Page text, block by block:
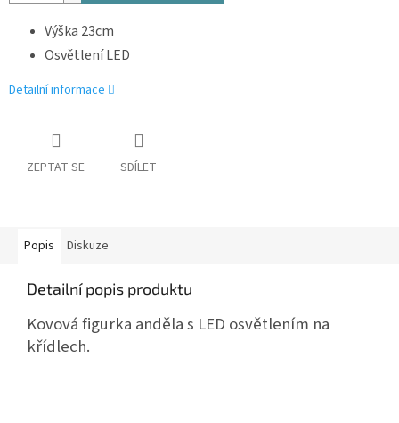
Výška 23cm
Osvětlení LED
Detailní informace
ZEPTAT SE SDÍLET
Popis Diskuze
Detailní popis produktu
Kovová figurka anděla s LED osvětlením na
křídlech.